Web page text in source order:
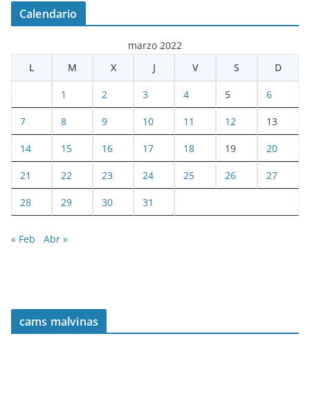
Calendario
marzo 2022
L
M X J V S D
1 2 3 4 5 6
7 8 9 10 11 12 13
14 15 16 17 18 19 20
21 22 23 24 25 26 27
28 29 30 31
« Feb Abr »
cams malvinas